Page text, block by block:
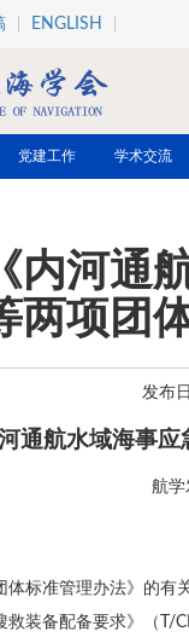
ENGLISH
党建工作 学术交流
内河通
两项团
发布
通航水域海事
航学
体标准管理办法》的有
救装备配备要求》（